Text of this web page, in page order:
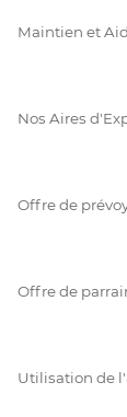
Maintien et
Nos Aires
Offre de
Offre de
Utilisation de